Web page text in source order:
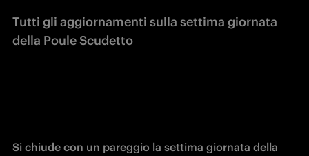
Tutti gli aggiornamenti sulla settima giornata
della Poule Scudetto
Si chiude con un pareggio la settima giornata della